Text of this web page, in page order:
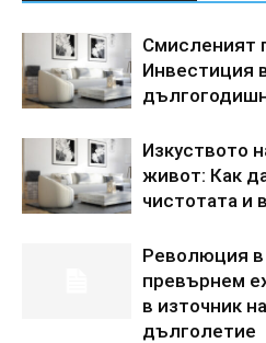
Смисленият
Инвестиция
Изкуството
живот: Как
чистотата и
Революция в
превърнем
в източник
дълголетие